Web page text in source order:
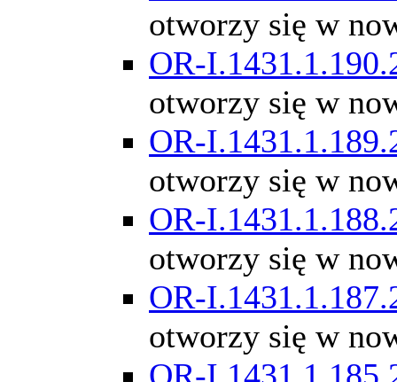
otworzy się w
OR-
otworzy się w
OR-
otworzy się w
OR-
otworzy się w
OR-
otworzy się w